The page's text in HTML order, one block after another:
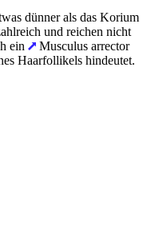
dünner als das Korium
und reichen nicht
ein
Musculus arrector
Haarfollikels hindeutet.